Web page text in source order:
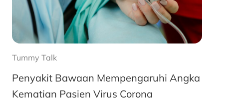
Tummy Talk
Penyakit Bawaan Mempengaruhi Angka
Kematian Pasien Virus Corona